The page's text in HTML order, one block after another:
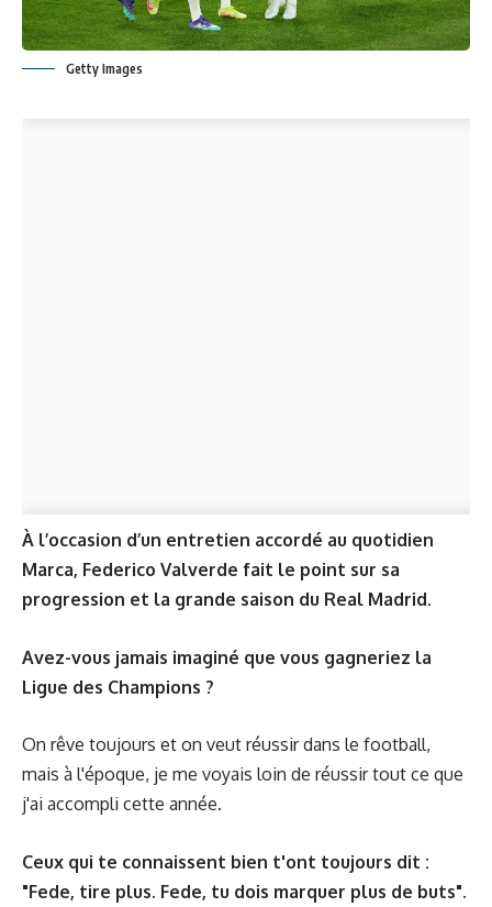
Getty Images
À l’occasion d’un entretien accordé au quotidien
Marca, Federico Valverde fait le point sur sa
progression et la grande saison du Real Madrid.
Avez-vous jamais imaginé que vous gagneriez la
Ligue des Champions ?
On rêve toujours et on veut réussir dans le football,
mais à l'époque, je me voyais loin de réussir tout ce que
j'ai accompli cette année.
Ceux qui te connaissent bien t'ont toujours dit :
"Fede, tire plus. Fede, tu dois marquer plus de buts".